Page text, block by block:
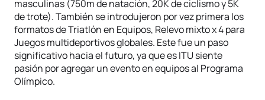
masculinas (750m de natación, 20K de ciclismo y 5K
de trote). También se introdujeron por vez primera los
formatos de Triatlón en Equipos, Relevo mixto x 4 para
Juegos multideportivos globales. Este fue un paso
significativo hacia el futuro, ya que es ITU siente
pasión por agregar un evento en equipos al Programa
Olímpico.